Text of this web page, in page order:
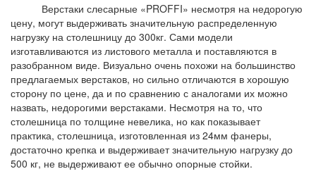
Верстаки слесарные «PROFFI» несмотря на недорогую
цену, могут выдерживать значительную распределенную
нагрузку на столешницу до 300кг. Сами модели
изготавливаются из листового металла и поставляются в
разобранном виде. Визуально очень похожи на большинство
предлагаемых верстаков, но сильно отличаются в хорошую
сторону по цене, да и по сравнению с аналогами их можно
назвать, недорогими верстаками. Несмотря на то, что
столешница по толщине невелика, но как показывает
практика, столешница, изготовленная из 24мм фанеры,
достаточно крепка и выдерживает значительную нагрузку до
500 кг, не выдерживают ее обычно опорные стойки.